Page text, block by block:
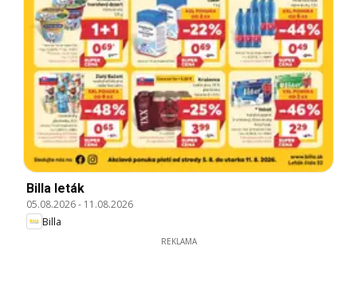
Billa leták
05.08.2026- 11.08.2026
Billa
REKLAMA